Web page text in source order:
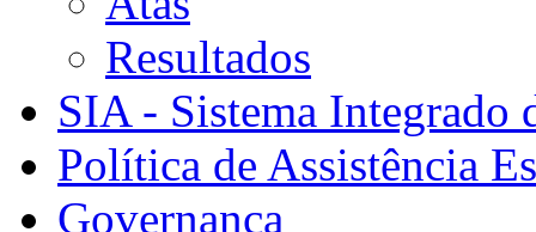
Resultados
SIA - Sistema Integrado
Política de Assistência
Governança